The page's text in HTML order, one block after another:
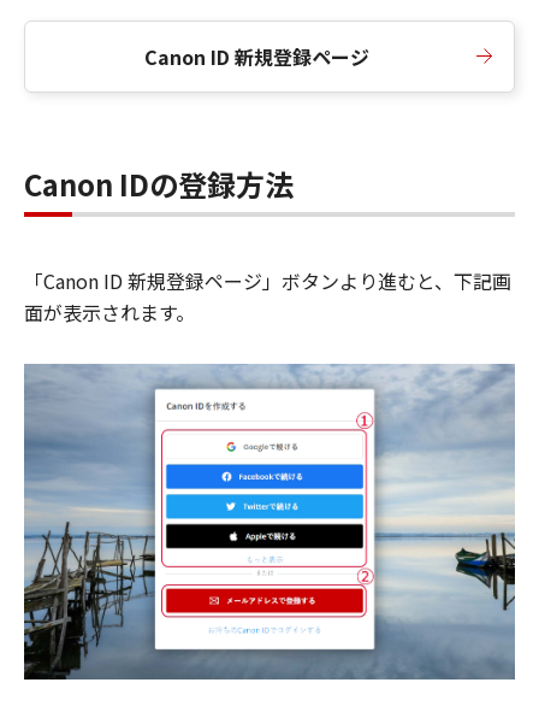
Canon ID 新規登録ページ
Canon IDの登録方法
「Canon ID 新規登録ページ」ボタンより進むと、下記画
面が表示されます。